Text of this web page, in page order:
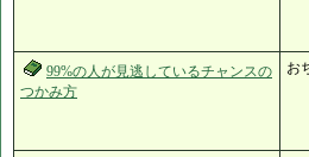
99%の人が見逃しているチャンスの
つかみ方
お